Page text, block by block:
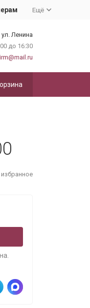
Ещё
Ленина
до 16:30
избранное